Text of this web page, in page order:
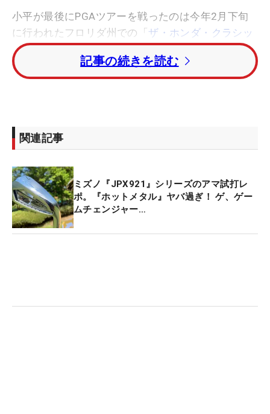
小平が最後にPGAツアーを戦ったのは今年2月下旬
に行われたフロリダ州での「ザ・ホンダ・クラシッ
ク」。その2週後、「ザ・プレーヤーズ選手権」初
日の夜に新型コロナウイルス感染拡大の影響からツ
アーは中断となった。その後、小平は日本へ帰国し
はそのまま翌シーズンまで持ち越されることが決
定。復帰を前に渡米した小平はフロリダ州の自宅で
先週は米LPGAツアーがオープンウィークで、同じ
フロリダ州に拠点を置く畑岡奈紗や今季から米ツア
ーを主戦場にする河本結、そして
だ。
記事の続きを読む
関連記事
ミズノ『JPX921』シリーズのアマ試打レ
ポ。『ホットメタル』ヤバ過ぎ！ ゲ、ゲー
ムチェンジャー…